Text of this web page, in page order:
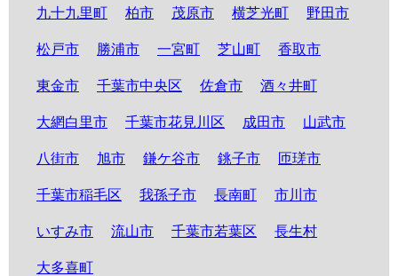
九十九里町 柏市 茂原市 横芝光町 野田市
松戸市 勝浦市 一宮町 芝山町 香取市
東金市 千葉市中央区 佐倉市 酒々井町
大網白里市 千葉市花見川区 成田市 山武市
八街市 旭市 鎌ケ谷市 銚子市 匝瑳市
千葉市稲毛区 我孫子市 長南町 市川市
いすみ市 流山市 千葉市若葉区 長生村
大多喜町